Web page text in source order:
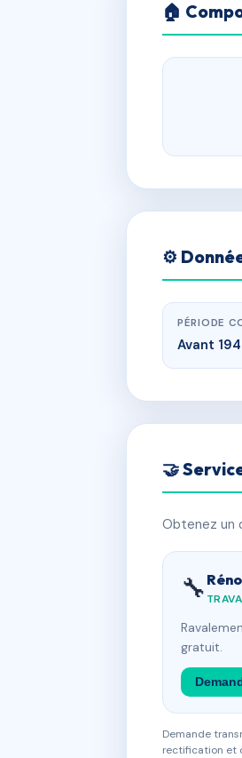
🏠
⚙️
PÉRIODE
Avant
🤝
Obtenez un
🔧
gratuit.
Demande
rectification et